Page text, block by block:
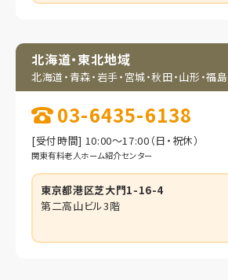
北海道・東北地域
北海道・青森・岩手・ 宮城・秋田・山形・福島
03-6435-6138
[受付時間] 10:00～17:00（日・祝休）
関東有料老人ホーム紹介センター
東京都港区芝大門1-16-4
第二高山ビル3階